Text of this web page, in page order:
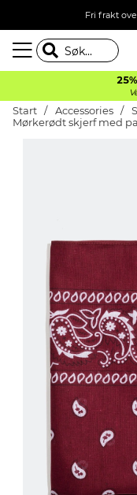
Fri frakt
Start Accessories
Mørkerødt skjerf med